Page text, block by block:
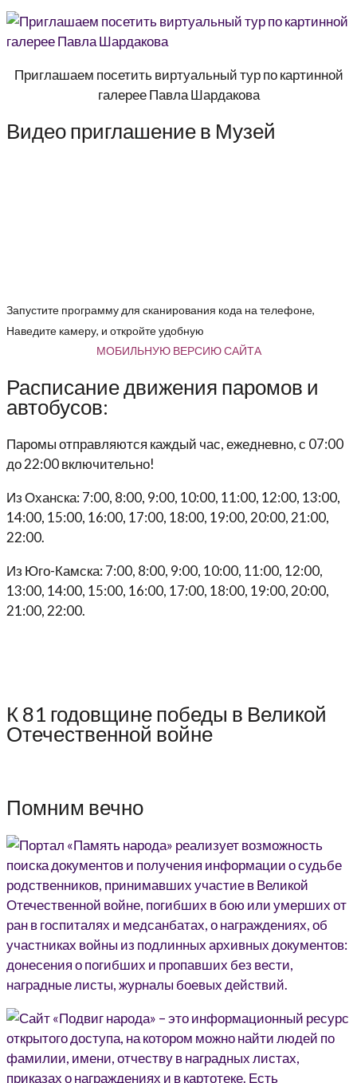
Приглашаем посетить виртуальный тур по картинной
галерее Павла Шардакова
Видео приглашение в Музей
Запустите программу для сканирования кода на телефоне,
Наведите камеру, и откройте удобную
МОБИЛЬНУЮ ВЕРСИЮ САЙТА
Расписание движения паромов и
автобусов:
Паромы отправляются каждый час, ежедневно, с 07:00
до 22:00 включительно!
Из Оханска: 7:00, 8:00, 9:00, 10:00, 11:00, 12:00, 13:00,
14:00, 15:00, 16:00, 17:00, 18:00, 19:00, 20:00, 21:00,
22:00.
Из Юго-Камска: 7:00, 8:00, 9:00, 10:00, 11:00, 12:00,
13:00, 14:00, 15:00, 16:00, 17:00, 18:00, 19:00, 20:00,
21:00, 22:00.
К 81 годовщине победы в Великой
Отечественной войне
Помним вечно